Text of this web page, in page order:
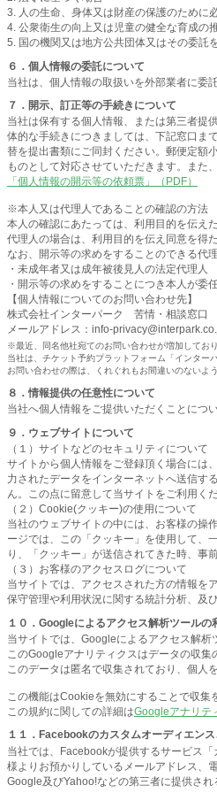
3. 人の生命、身体又は財産の保護のために
4. 公衆衛生の向上又は児童の健全な育成の
5. 国の機関又は地方公共団体又はその委託
６．個人情報の委託について
当社は、個人情報の取扱いを外部業者に委
７．開示、訂正等の手続きについて
当社は保有する個人情報、または第三者提
体的な手続きにつきましては、下記窓口ま
替を提出書類にご同封ください。郵便定額
ものとして対応させていただきます。また
「個人情報の開示等の依頼票」（PDF）
※本人又は代理人であることの確認の方法
本人の確認にあたっては、利用目的を伝え
代理人の場合は、利用目的を伝え同意を得
なお、開示等の求めをすることのできる代
・未成年者又は成年被後見人の法定代理人
・開示等の求めをすることにつき本人が委
【個人情報についてのお問い合わせ先】
株式会社インターパーク 苦情・相談窓口
メールアドレス：info-
※最近、同名他社宛てのお問い合わせが増加しており
当社は、チケット予約プラットフォーム「インター
お問い合わせの際は、くれぐれもお間違いのないよ
８．情報提供の任意性について
当社へ個人情報をご提供いただくことにつ
９．ウェブサイトについて
（１）サイトなどのセキュリティについて
サイトから個人情報をご登録頂く場合には
力されたデータをインターネットへ送信す
ん。この点に留意して当サイトをご利用くだ
（２）Cookie(クッキー)の使用について
当社のウェブサイトの中には、お客様の操
ージでは、この「クッキー」を使用して、
り、「クッキー」が送信されてきた時、事
（３）お客様のアクセスログについて
当サイトでは、アクセスされた方の情報を
保守管理や利用状況に関する統計分析、及
１０．Googleによるアクセス解析ツールの
当サイトでは、Googleによるアクセス解析
このGoogleアナリティクスはデータの収集
このデータは匿名で収集されており、個人
この機能はCookieを無効にすることで収集
この規約に関しての詳細はGoogleアナリテ
１１．Facebookのカスタムオーディエン
当社では、Facebookが提供するサービス
様よりお預かりしているメールアドレス、
Google及びYahoo!などの第三者に提供さ